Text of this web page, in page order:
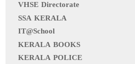
VHSE Directorate
SSA KERALA
IT@School
KERALA BOOKS
KERALA POLICE